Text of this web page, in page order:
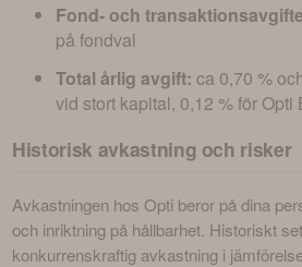
Fond- och
på fondval
Total årlig avgift: ca 0,70 %
vid stort kapital, 0,12 % för Opti
Historisk avkastning och risker
Avkastningen hos Opti beror på dina
och inriktning på hållbarhet. Historiskt
konkurrenskraftig avkastning i